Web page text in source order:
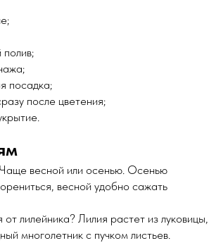
посадка;
после цветения;
весной или осенью. Осенью
весной удобно сажать
лилейника? Лилия растет из луковицы,
многолетник с пучком листьев.